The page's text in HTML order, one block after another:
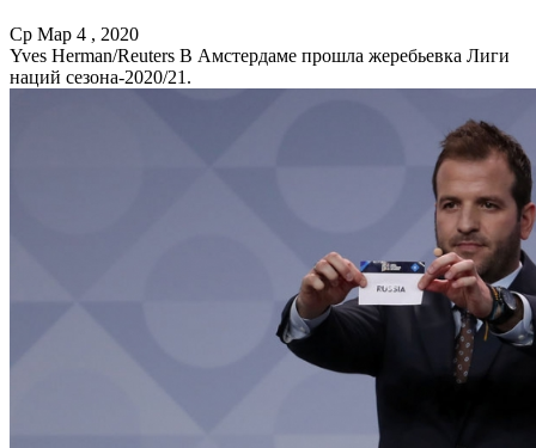
Ср Мар 4 , 2020
Yves Herman/Reuters В Амстердаме прошла жеребьевка Лиги
наций сезона-2020/21.